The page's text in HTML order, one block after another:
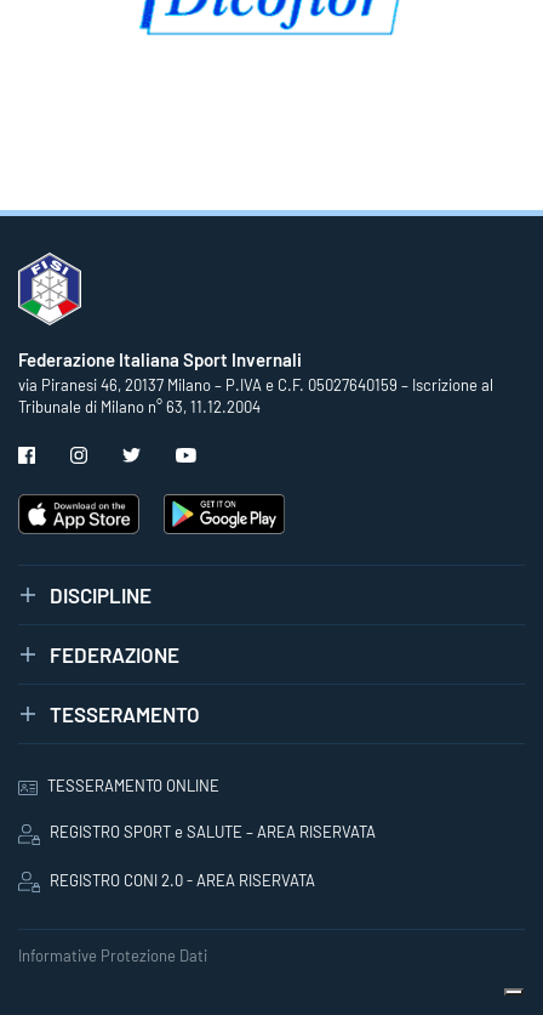
Federazione Italiana Sport Invernali
via Piranesi 46, 20137 Milano – P.IVA e C.F. 05027640159 – Iscrizione al
Tribunale di Milano n° 63, 11.12.2004
DISCIPLINE
FEDERAZIONE
TESSERAMENTO
TESSERAMENTO ONLINE
REGISTRO SPORT e SALUTE – AREA RISERVATA
REGISTRO CONI 2.0 - AREA RISERVATA
Informative Protezione Dati